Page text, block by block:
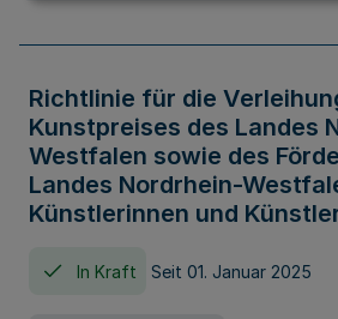
Richtlinie für die
Kunstpreises des Landes
Westfalen sowie des
Landes Nordrhein-
Künstlerinnen und
In Kraft Seit 01. Januar 2025